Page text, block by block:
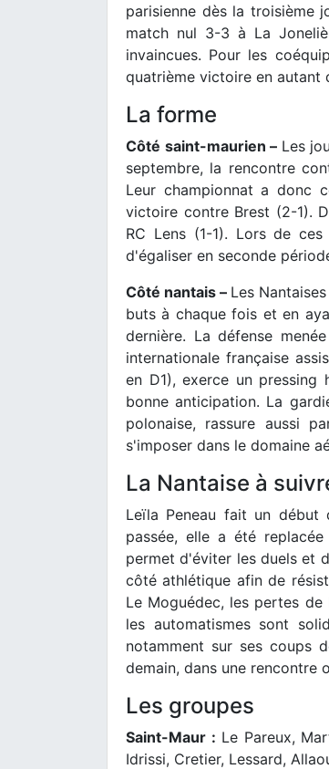
parisienne dès la troisième
match nul 3-3 à La
invaincues. Pour les
quatrième victoire en autant
La forme
Côté saint-maurien – Les
septembre, la rencontre
Leur championnat a donc
victoire contre Brest (2-1).
RC Lens (1-1). Lors de
d'égaliser en seconde
Côté nantais – Les
buts à chaque fois et en
dernière. La défense
internationale française
en D1), exerce un
bonne anticipation. La
polonaise, rassure aussi
s'imposer dans le domaine
La Nantaise à
Leïla Peneau fait un début
passée, elle a été
permet d'éviter les duels et
côté athlétique afin de
Le Moguédec, les pertes
les automatismes sont
notamment sur ses coups
demain, dans une rencontre
Les groupes
Saint-Maur : Le Pareux,
Idrissi, Cretier, Lessard,